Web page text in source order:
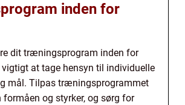
inden for
dit træningsprogram inden for
at tage hensyn til individuelle
mål. Tilpas træningsprogrammet
formåen og styrker, og sørg for